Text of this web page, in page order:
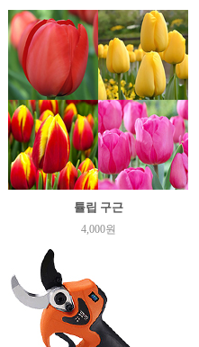
튤립 구근
4,000원